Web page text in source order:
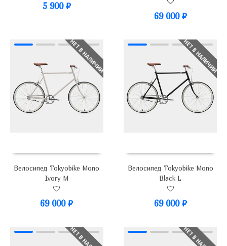
5 900 ₽
69 000 ₽
НЕТ В НАЛИЧИИ
Велосипед Tokyobike Mono
Ivory M
69 000₽
НЕТ В НАЛИЧИИ
Велосипед Tokyobike Mono
Black L
69 000 ₽